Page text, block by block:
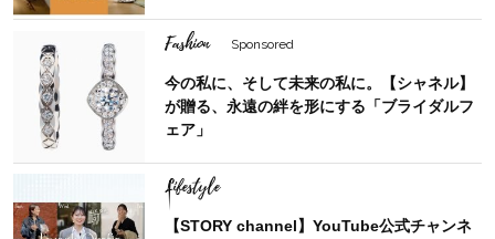
Fashion Sponsored
今の私に、そして未来の私に。【シャネル】
が贈る、永遠の絆を形にする「ブライダルフ
ェア」
Lifestyle
【STORY channel】YouTube公式チャンネ